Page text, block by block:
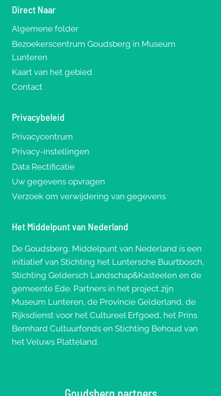
Direct Naar
Algemene folder
Bezoekerscentrum Goudsberg in Museum
Lunteren
Kaart van het gebied
Contact
Privacybeleid
Privacycentrum
Privacy-instellingen
Data Rectificatie
Uw gegevens opvragen
Verzoek om verwijdering van gegevens
Het Middelpunt van Nederland
De Goudsberg, Middelpunt van Nederland is een
initiatief van Stichting het Luntersche Buurtbosch,
Stichting Geldersch Landschap&Kasteelen en de
gemeente Ede. Partners in het project zijn
Museum Lunteren, de Provincie Gelderland, de
Rijksdienst voor het Cultureel Erfgoed, het Prins
Bernhard Cultuurfonds en Stichting Behoud van
het Veluws Platteland.